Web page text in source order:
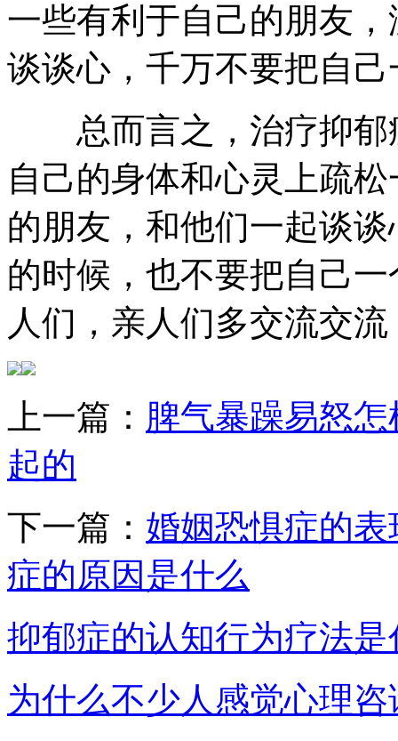
一些有利于自己的朋友
谈谈心，千万不要把自
总而言之，治疗抑郁
自己的身体和心灵上疏
的朋友，和他们一起谈
的时候，也不要把自己
人们，亲人们多交流交
上一篇： 脾气暴躁易怒
起的
下一篇： 婚姻恐惧症的
症的原因是什么
抑郁症的认知行为疗法
为什么不少人感觉心理